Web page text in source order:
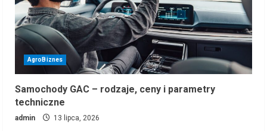
AgroBiznes
Samochody GAC – rodzaje, ceny i parametry
techniczne
admin 13 lipca, 2026